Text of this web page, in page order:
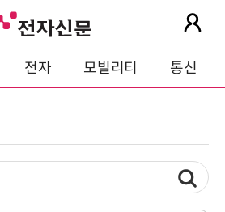
전자 모빌리티 통신